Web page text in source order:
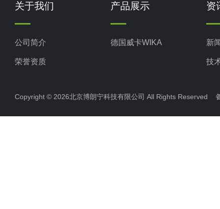
关于我们
公司简介
荣誉资质
产品展示
德国威卡WIKA
资
新
技
Copyright © 2026北京博朗宁科技有限公司 All Rights Reserved